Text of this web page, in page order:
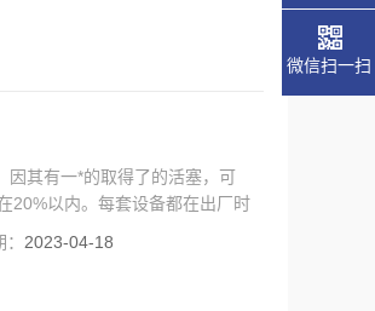
其有一*的取得了的活塞，可
20%以内。每套设备都在出厂时
等。
2023-04-18
微信扫一扫